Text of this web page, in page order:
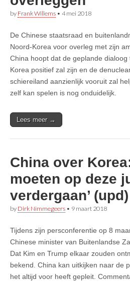
by Frank Willems • 4 mei 2018
De Chinese staatsraad en
Noord-Korea voor overleg met zijn
China hoopt dat de geplande
Korea positief zal zijn en de
schiereiland aanzienlijk vooruit zal
zelf kan spelen is nog onduidelijk.
Lees meer →
China over
moeten op deze
verdergaan’ (upd)
by Dirk Nimmegeers • 9 maart 2018
Tijdens zijn persconferentie op 8
Chinese minister van Buitenlandse
Dat Kim en Trump elkaar zouden
bekend. China kan uitkijken naar de
het altijd voor heeft gepleit.